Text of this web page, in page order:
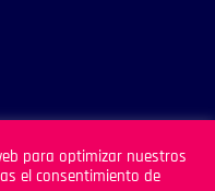
para optimizar nuestros
el consentimiento de